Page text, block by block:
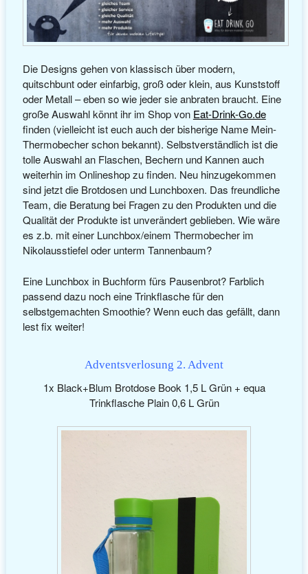
Die Designs gehen von klassisch über modern,
quitschbunt oder einfarbig, groß oder klein, aus Kunststoff
oder Metall – eben so wie jeder sie anbraten braucht. Eine
große Auswahl könnt ihr im Shop von Eat-Drink-Go.de
finden (vielleicht ist euch auch der bisherige Name Mein-
Thermobecher schon bekannt). Selbstverständlich ist die
tolle Auswahl an Flaschen, Bechern und Kannen auch
weiterhin im Onlineshop zu finden. Neu hinzugekommen
sind jetzt die Brotdosen und Lunchboxen. Das freundliche
Team, die Beratung bei Fragen zu den Produkten und die
Qualität der Produkte ist unverändert geblieben. Wie wäre
es z.b. mit einer Lunchbox/einem Thermobecher im
Nikolausstiefel oder unterm Tannenbaum?
Eine Lunchbox in Buchform fürs Pausenbrot? Farblich
passend dazu noch eine Trinkflasche für den
selbstgemachten Smoothie? Wenn euch das gefällt, dann
lest fix weiter!
Adventsverlosung 2. Advent
1x Black+Blum Brotdose Book 1,5 L Grün + equa
Trinkflasche Plain 0,6 L Grün